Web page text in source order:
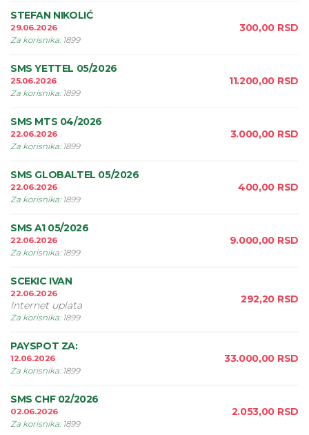
STEFAN NIKOLIĆ
29.06.2026
Za korisnika: 1899
300,00 RSD
SMS YETTEL 05/2026
25.06.2026
Za korisnika: 1899
11.200,00 RSD
SMS MTS 04/2026
22.06.2026
Za korisnika: 1899
3.000,00 RSD
SMS GLOBALTEL 05/2026
22.06.2026
Za korisnika: 1899
400,00 RSD
SMS A1 05/2026
22.06.2026
Za korisnika: 1899
9.000,00 RSD
SCEKIC IVAN
22.06.2026
Internet uplata
Za korisnika: 1899
292,20 RSD
PAYSPOT ZA:
12.06.2026
Za korisnika: 1899
33.000,00 RSD
SMS CHF 02/2026
02.06.2026
Za korisnika: 1899
2.053,00 RSD